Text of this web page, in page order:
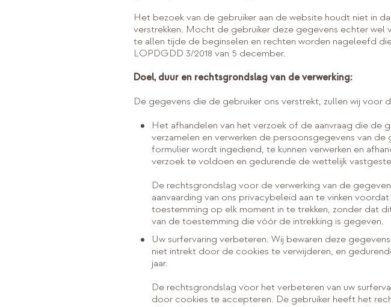
Het bezoek van de gebruiker aan de website houdt niet in
verstrekken. Mocht de gebruiker deze gegevens echter wel
te allen tijde de beginselen en rechten worden nageleefd
LOPDGDD 3/2018 van 5 december.
Doel, duur en rechtsgrondslag van de verwerking:
De gegevens die de gebruiker ons verstrekt, zullen wij voor
Het afhandelen van het verzoek of de aanvraag die de
verzamelen en verwerken de persoonsgegevens van
formulier wordt ingediend, te kunnen verwerken en
verzoek te voldoen en gedurende de wettelijk
De rechtsgrondslag voor de verwerking van de
aanvaarding van ons privacybeleid aan te vinken
toestemming op elk moment in te trekken, zonder dat
van de toestemming die vóór de intrekking is gegeven.
Uw surfervaring verbeteren. Wij bewaren deze
niet intrekt door de cookies te verwijderen, en
jaar.
De rechtsgrondslag voor het verbeteren van uw
door cookies te accepteren. De gebruiker heeft het